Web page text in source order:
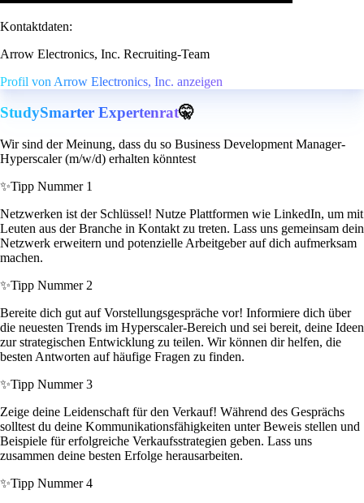
Kontaktdaten:
Arrow Electronics, Inc. Recruiting-Team
Profil von Arrow Electronics, Inc. anzeigen
StudySmarter Expertenrat🤫
Wir sind der Meinung, dass du so Business Development Manager-
Hyperscaler (m/w/d) erhalten könntest
✨Tipp Nummer 1
Netzwerken ist der Schlüssel! Nutze Plattformen wie LinkedIn, um mit
Leuten aus der Branche in Kontakt zu treten. Lass uns gemeinsam dein
Netzwerk erweitern und potenzielle Arbeitgeber auf dich aufmerksam
machen.
✨Tipp Nummer 2
Bereite dich gut auf Vorstellungsgespräche vor! Informiere dich über
die neuesten Trends im Hyperscaler-Bereich und sei bereit, deine Ideen
zur strategischen Entwicklung zu teilen. Wir können dir helfen, die
besten Antworten auf häufige Fragen zu finden.
✨Tipp Nummer 3
Zeige deine Leidenschaft für den Verkauf! Während des Gesprächs
solltest du deine Kommunikationsfähigkeiten unter Beweis stellen und
Beispiele für erfolgreiche Verkaufsstrategien geben. Lass uns
zusammen deine besten Erfolge herausarbeiten.
✨Tipp Nummer 4